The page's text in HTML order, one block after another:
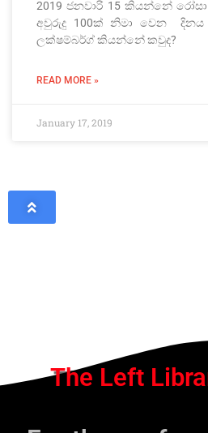
2019 ජනවාරි 15 කියන්නේ
අවුරුදු 100ක් නිමා වෙන
ලක්ෂම්බර්ග් කියන්නේ කවුද?
READ MORE »
January 17, 2019
The Left